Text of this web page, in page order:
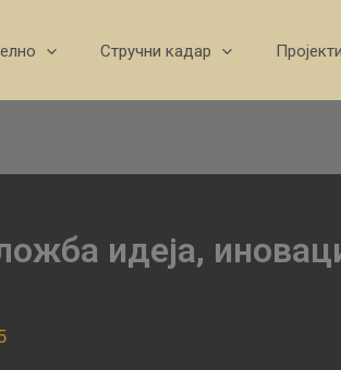
Стручни кадар Пројекти
идеја,